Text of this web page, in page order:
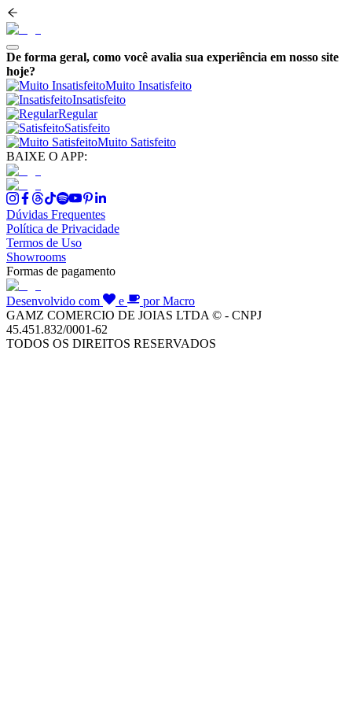
De forma geral, como você avalia sua experiência em nosso site
hoje?
Muito Insatisfeito
Insatisfeito
Regular
Satisfeito
Muito Satisfeito
BAIXE O APP:
Dúvidas Frequentes
Política de Privacidade
Termos de Uso
Showrooms
Formas de pagamento
Desenvolvido com e
por Macro
GAMZ COMERCIO DE JOIAS LTDA © - CNPJ
45.451.832/0001-62
TODOS OS DIREITOS RESERVADOS